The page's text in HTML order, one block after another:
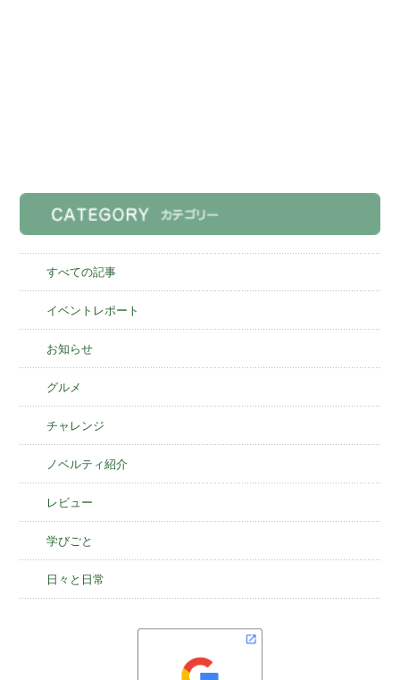
すべての記事
イベントレポート
お知らせ
グルメ
チャレンジ
ノベルティ紹介
レビュー
学びごと
日々と日常